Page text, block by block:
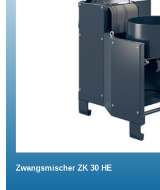
Zwangsmischer ZK 30 HE